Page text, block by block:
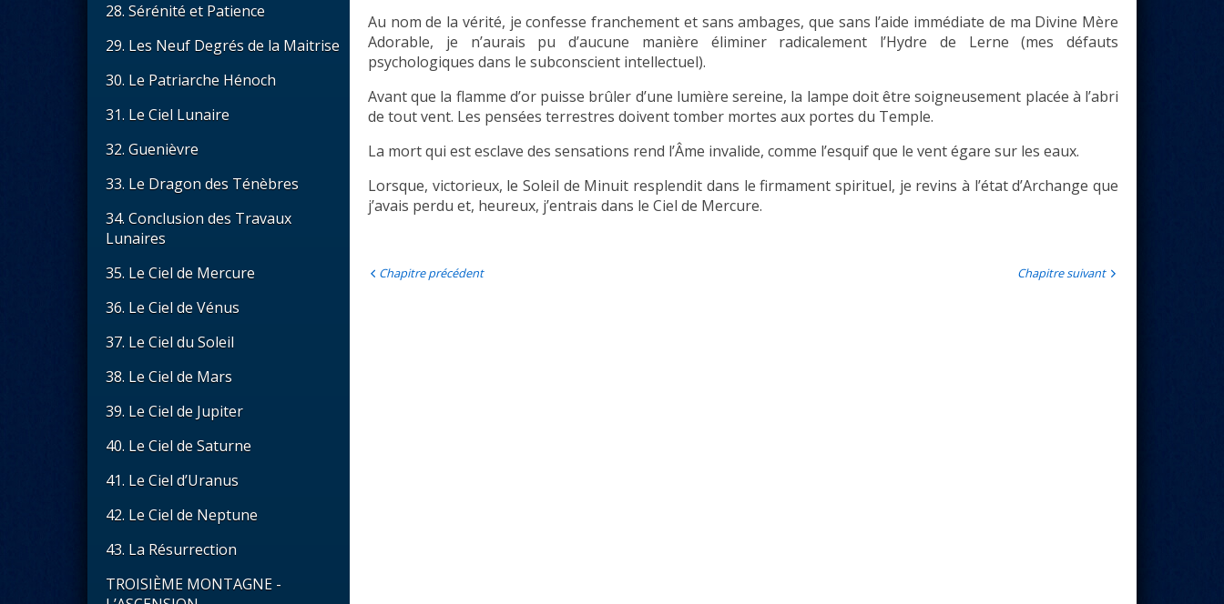
28. Sérénité et Patience
29. Les Neuf Degrés de la Maitrise
30. Le Patriarche Hénoch
31. Le Ciel Lunaire
32. Guenièvre
33. Le Dragon des Ténèbres
34. Conclusion des Travaux
Lunaires
35. Le Ciel de Mercure
36. Le Ciel de Vénus
37. Le Ciel du Soleil
38. Le Ciel de Mars
39. Le Ciel de Jupiter
40. Le Ciel de Saturne
41. Le Ciel d’Uranus
42. Le Ciel de Neptune
43. La Résurrection
TROISIÈME MONTAGNE -
Au nom de la vérité, je confesse franchement et sans ambages, que sans l’aide immédiate de ma Divine Mère
Adorable, je n’aurais pu d’aucune manière éliminer radicalement l’Hydre de Lerne (mes défauts
psychologiques dans le subconscient intellectuel).
Avant que la flamme d’or puisse brûler d’une lumière sereine, la lampe doit être soigneusement placée à l’abri
de tout vent. Les pensées terrestres doivent tomber mortes aux portes du Temple.
La mort qui est esclave des sensations rend l’Âme invalide, comme l’esquif que le vent égare sur les eaux.
Lorsque, victorieux, le Soleil de Minuit resplendit dans le firmament spirituel, je revins à l’état d’Archange que
j’avais perdu et, heureux, j’entrais dans le Ciel de Mercure.
Chapitre précédent Chapitre suivant